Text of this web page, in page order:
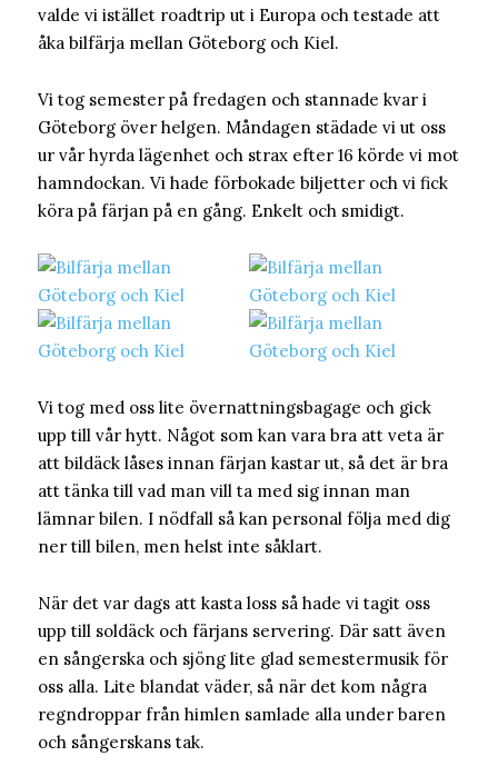
valde vi istället roadtrip ut i Europa och testade att
åka bilfärja mellan Göteborg och Kiel.
Vi tog semester på fredagen och stannade kvar i
Göteborg över helgen. Måndagen städade vi ut oss
ur vår hyrda lägenhet och strax efter 16 körde vi mot
hamndockan. Vi hade förbokade biljetter och vi fick
köra på färjan på en gång. Enkelt och smidigt.
Vi tog med oss lite övernattningsbagage och gick
upp till vår hytt. Något som kan vara bra att veta är
att bildäck låses innan färjan kastar ut, så det är bra
att tänka till vad man vill ta med sig innan man
lämnar bilen. I nödfall så kan personal följa med dig
ner till bilen, men helst inte såklart.
När det var dags att kasta loss så hade vi tagit oss
upp till soldäck och färjans servering. Där satt även
en sångerska och sjöng lite glad semestermusik för
oss alla. Lite blandat väder, så när det kom några
regndroppar från himlen samlade alla under baren
och sångerskans tak.